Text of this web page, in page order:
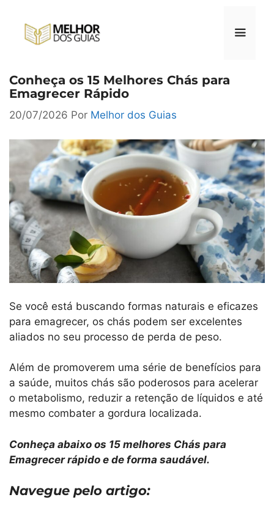
Conheça os 15 Melhores Chás para
Emagrecer Rápido
20/07/2026 Por Melhor dos Guias
Se você está buscando formas naturais e eficazes
para emagrecer, os chás podem ser excelentes
aliados no seu processo de perda de peso.
Além de promoverem uma série de benefícios para
a saúde, muitos chás são poderosos para acelerar
o metabolismo, reduzir a retenção de líquidos e até
mesmo combater a gordura localizada.
Conheça abaixo os 15 melhores Chás para
Emagrecer rápido e de forma saudável.
Navegue pelo artigo: